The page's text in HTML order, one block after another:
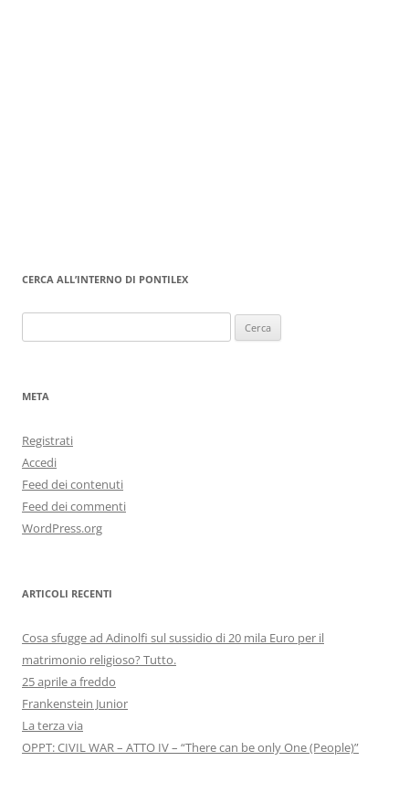
CERCA ALL’INTERNO DI PONTILEX
per:
META
Registrati
Accedi
Feed dei contenuti
Feed dei commenti
WordPress.org
ARTICOLI RECENTI
Cosa sfugge ad Adinolfi sul sussidio di 20 mila Euro per il
matrimonio religioso? Tutto.
25 aprile a freddo
Frankenstein Junior
La terza via
OPPT: CIVIL WAR – ATTO IV – “There can be only One (People)”